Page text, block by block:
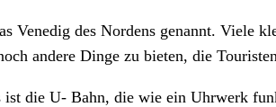
Venedig des Nordens genannt. Viele
andere Dinge zu bieten, die
die U- Bahn, die wie ein Uhrwerk